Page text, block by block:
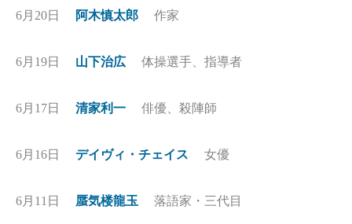
6月20日 阿木慎太郎 作家
6月19日 山下治広 体操選手、指導者
6月17日 清家利一 俳優、殺陣師
6月16日 デイヴィ・チェイス 女優
6月11日 蜃気楼龍玉 落語家・三代目